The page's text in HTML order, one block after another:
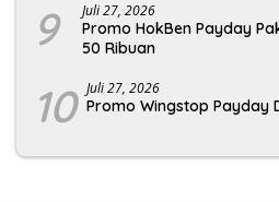
9 Juli 27, 2026
Promo HokBen Payday
50 Ribuan
10 Juli 27, 2026
Promo Wingstop Payday